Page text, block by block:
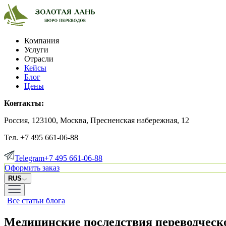
Компания
Услуги
Отрасли
Кейсы
Блог
Цены
Контакты:
Россия, 123100, Москва, Пресненская набережная, 12
Тел. +7 495 661-06-88
Telegram+7 495 661-06-88
Оформить заказ
RUS
Все статьи блога
Медицинские последствия